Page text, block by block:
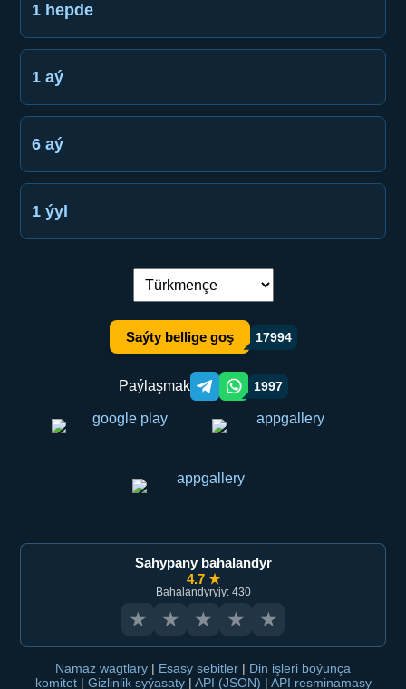
1 hepde
1 aý
6 aý
1 ýyl
Dil çalşyryş:
Saýty bellige goş 17994
Paýlaşmak Telegram orqali ulashish
WhatsApp orqali ulashish
1997
Sahypany bahalandyr
4.7 ★
Bahalandyryjy: 430
★ ★ ★ ★ ★
Namaz wagtlary | Esasy sebitler | Din işleri boýunça
komitet | Gizlinlik syýasaty | API (JSON) | API resminamasy